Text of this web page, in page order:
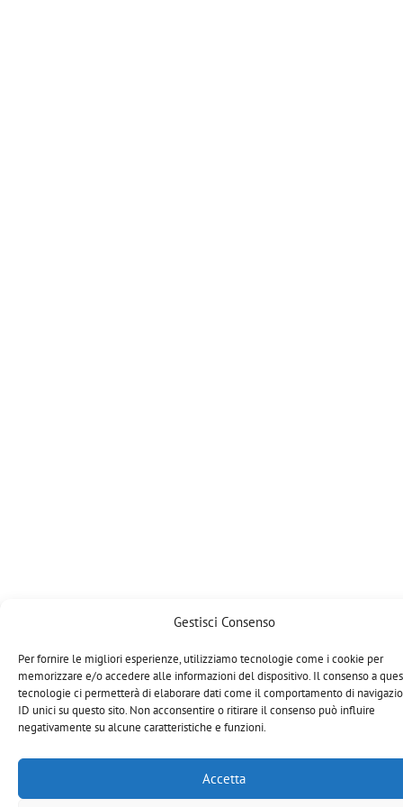
Gestisci Consenso
Per fornire le migliori esperienze, utilizziamo tecnologie come i cookie per
memorizzare e/o accedere alle informazioni del dispositivo. Il consenso a
tecnologie ci permetterà di elaborare dati come il comportamento di
ID unici su questo sito. Non acconsentire o ritirare il consenso può influire
negativamente su alcune caratteristiche e funzioni.
Accetta